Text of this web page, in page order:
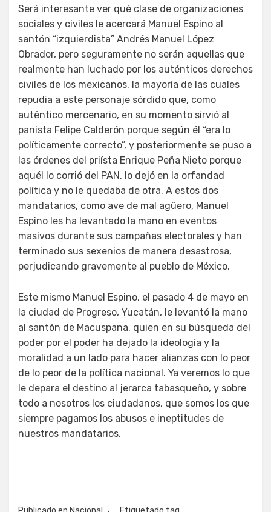
Será interesante ver qué clase de organizaciones
sociales y civiles le acercará Manuel Espino al
santón “izquierdista” Andrés Manuel López
Obrador, pero seguramente no serán aquellas que
realmente han luchado por los auténticos derechos
civiles de los mexicanos, la mayoría de las cuales
repudia a este personaje sórdido que, como
auténtico mercenario, en su momento sirvió al
panista Felipe Calderón porque según él “era lo
políticamente correcto”, y posteriormente se puso a
las órdenes del priísta Enrique Peña Nieto porque
aquél lo corrió del PAN, lo dejó en la orfandad
política y no le quedaba de otra. A estos dos
mandatarios, como ave de mal agûero, Manuel
Espino les ha levantado la mano en eventos
masivos durante sus campañas electorales y han
terminado sus sexenios de manera desastrosa,
perjudicando gravemente al pueblo de México.
Este mismo Manuel Espino, el pasado 4 de mayo en
la ciudad de Progreso, Yucatán, le levantó la mano
al santón de Macuspana, quien en su búsqueda del
poder por el poder ha dejado la ideología y la
moralidad a un lado para hacer alianzas con lo peor
de lo peor de la política nacional. Ya veremos lo que
le depara el destino al jerarca tabasqueño, y sobre
todo a nosotros los ciudadanos, que somos los que
siempre pagamos los abusos e ineptitudes de
nuestros mandatarios.